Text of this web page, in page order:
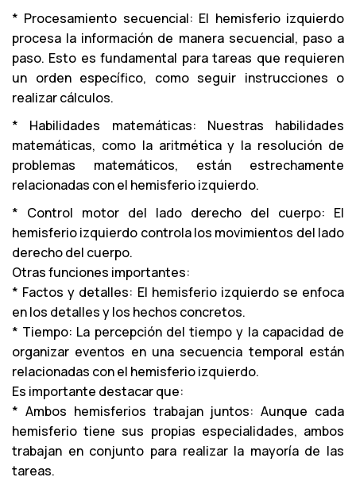
* Procesamiento secuencial: El hemisferio izquierdo
procesa la información de manera secuencial, paso a
paso. Esto es fundamental para tareas que requieren
un orden específico, como seguir instrucciones o
realizar cálculos.
* Habilidades matemáticas: Nuestras habilidades
matemáticas, como la aritmética y la resolución de
problemas matemáticos, están estrechamente
relacionadas con el hemisferio izquierdo.
* Control motor del lado derecho del cuerpo: El
hemisferio izquierdo controla los movimientos del lado
derecho del cuerpo.
Otras funciones importantes:
* Factos y detalles: El hemisferio izquierdo se enfoca
en los detalles y los hechos concretos.
* Tiempo: La percepción del tiempo y la capacidad de
organizar eventos en una secuencia temporal están
relacionadas con el hemisferio izquierdo.
Es importante destacar que:
* Ambos hemisferios trabajan juntos: Aunque cada
hemisferio tiene sus propias especialidades, ambos
trabajan en conjunto para realizar la mayoría de las
tareas.